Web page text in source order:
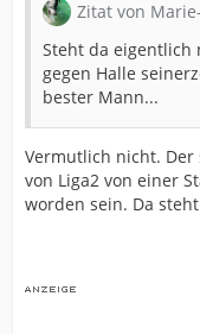
Zitat von
Steht da eigentlich
gegen Halle
bester Mann...
Vermutlich nicht.
von Liga2 von einer
worden sein. Da